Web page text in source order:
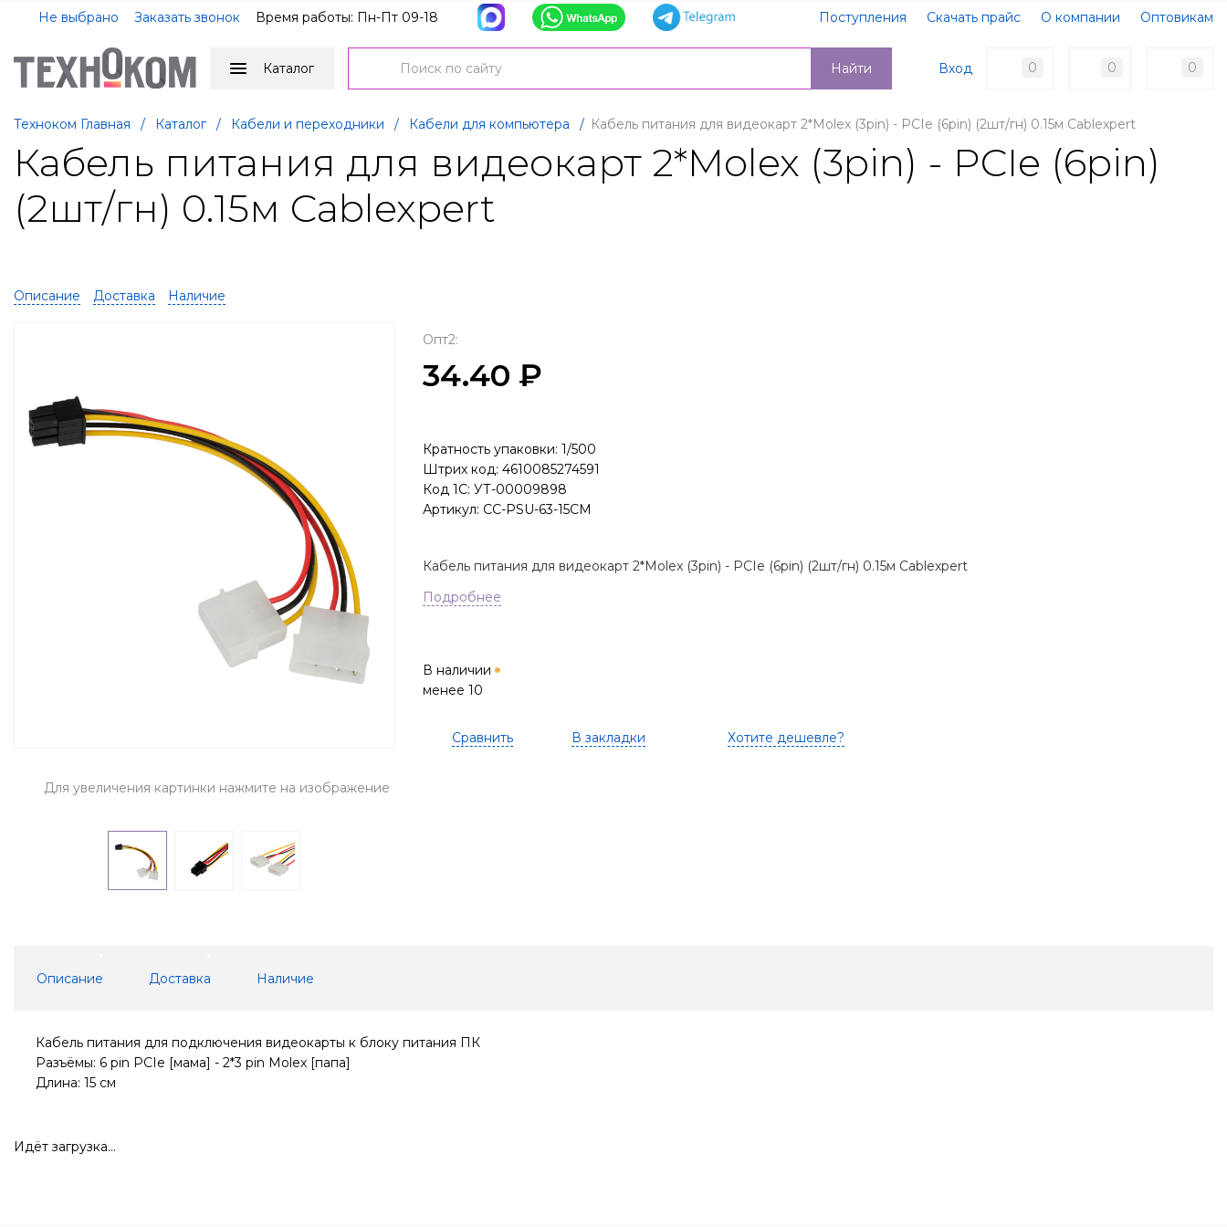
Не выбрано Заказать звонок Время работы: Пн-Пт 09-18 Поступления Скачать прайс О компании
Оптовикам
Доставка
Контакты
Каталог Вход 0 0 0
Найти
Техноком Главная / Каталог / Кабели и переходники / Кабели для компьютера / Кабель питания для видеокарт 2*Molex (3pin) - PCIe (6pin) (2шт/гн) 0.15м Cablexpert
Кабель питания для видеокарт 2*Molex (3pin) - PCIe (6pin)
(2шт/гн) 0.15м Cablexpert
Описание Доставка Наличие
Для увеличения картинки нажмите на изображение
Опт2:
34.40 ₽
Кратность упаковки: 1/500
Штрих код: 4610085274591
Код 1С: УТ-00009898
Артикул: CC-PSU-63-15CM
Кабель питания для видеокарт 2*Molex (3pin) - PCIe (6pin) (2шт/гн) 0.15м Cablexpert
Подробнее
В наличии
менее 10
Сравнить В закладки Хотите дешевле?
Описание Доставка Наличие
Кабель питания для подключения видеокарты к блоку питания ПК
Разъёмы: 6 pin PCIe [мама] - 2*3 pin Molex [папа]
Длина: 15 см
Идёт загрузка...